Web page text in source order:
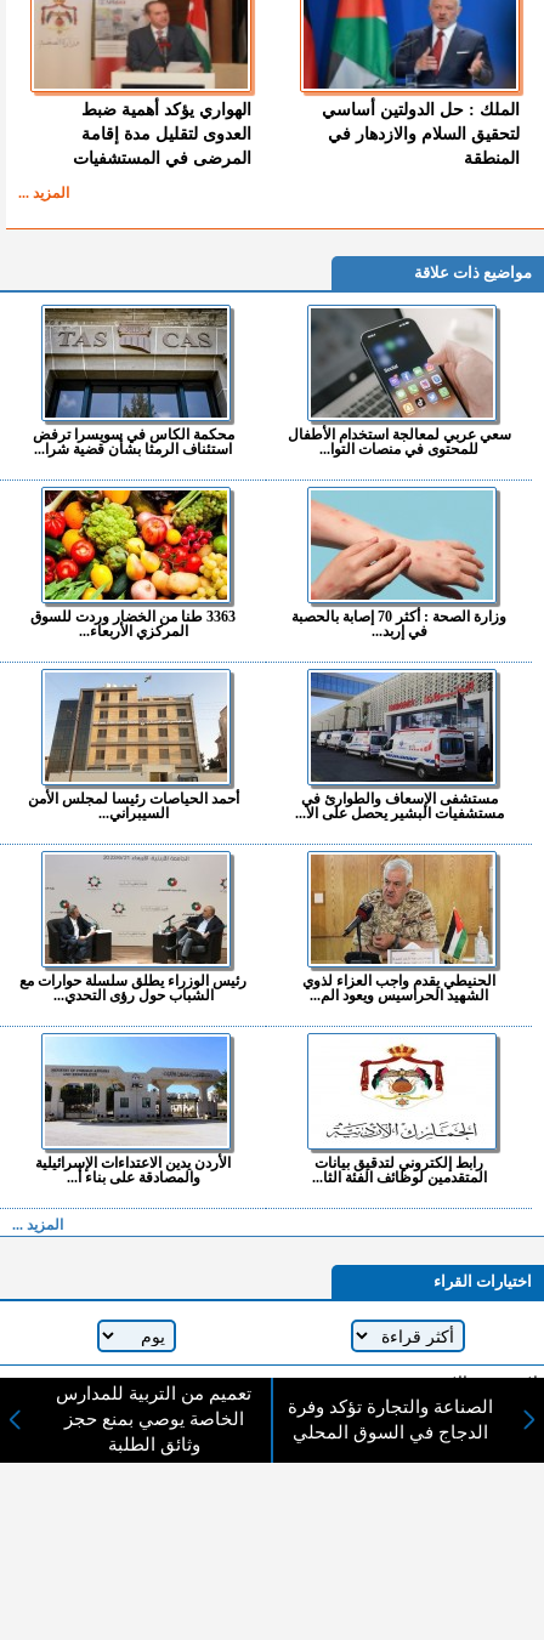
الملك : حل الدولتين أساسي
لتحقيق السلام والازدهار في
المنطقة
الهواري يؤكد أهمية ضبط
العدوى لتقليل مدة إقامة
المرضى في المستشفيات
المزيد ...
مواضيع ذات علاقة
سعي عربي لمعالجة استخدام الأطفال
للمحتوى في منصات التوا...
محكمة الكاس في سويسرا ترفض
استئناف الرمثا بشأن قضية شرا...
وزارة الصحة : أكثر 70 إصابة بالحصبة
في إربد...
3363 طنا من الخضار وردت للسوق
المركزي الأربعاء...
مستشفى الإسعاف والطوارئ في
مستشفيات البشير يحصل على الا...
أحمد الحياصات رئيسا لمجلس الأمن
السيبراني...
الحنيطي يقدم واجب العزاء لذوي
الشهيد الحراسيس ويعود الم...
رئيس الوزراء يطلق سلسلة حوارات مع
الشباب حول رؤى التحدي...
رابط إلكتروني لتدقيق بيانات
المتقدمين لوظائف الفئة الثا...
الأردن يدين الاعتداءات الإسرائيلية
والمصادقة على بناء أ...
المزيد ...
اختيارات القراء
لا يوجد مقالات
الصناعة والتجارة تؤكد وفرة
الدجاج في السوق المحلي
تعميم من التربية للمدارس
الخاصة يوصي بمنع حجز
وثائق الطلبة